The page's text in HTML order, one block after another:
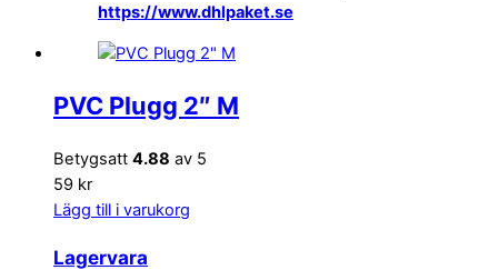
https://www.dhlpaket.se
PVC Plugg 2″ M
Betygsatt 4.88 av 5
59 kr
Lägg till i varukorg
Lagervara